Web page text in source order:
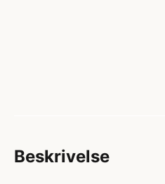
Beskrivelse